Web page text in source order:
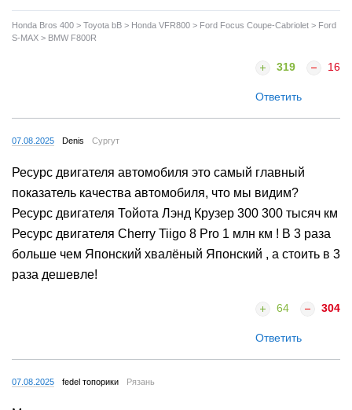
Honda Bros 400 > Toyota bB > Honda VFR800 > Ford Focus Coupe-Cabriolet > Ford
S-MAX > BMW F800R
319 16
Ответить
07.08.2025 Denis Сургут
Ресурс двигателя автомобиля это самый главный
показатель качества автомобиля, что мы видим?
Ресурс двигателя Тойота Лэнд Крузер 300 300 тысяч км
Ресурс двигателя Cherry Tiigo 8 Pro 1 млн км ! В 3 раза
больше чем Японский хвалёный Японский , а стоить в 3
раза дешевле!
64 304
Ответить
07.08.2025 fedel топорики Рязань